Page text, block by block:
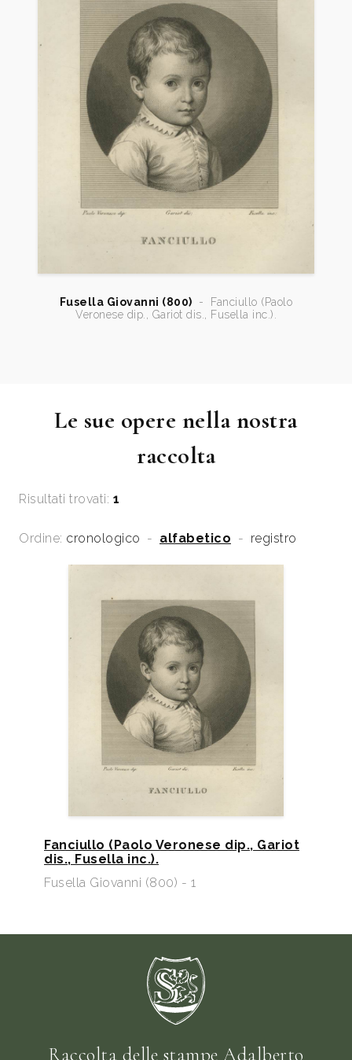
Fusella Giovanni (800) -
Fanciullo (Paolo
Veronese dip., Gariot dis., Fusella inc.).
Le sue opere nella nostra
raccolta
Risultati trovati: 1
Ordine: cronologico - alfabetico - registro
Fanciullo (Paolo Veronese dip., Gariot
dis., Fusella inc.).
Fusella Giovanni (800) - 1
Raccolta delle stampe Adalberto